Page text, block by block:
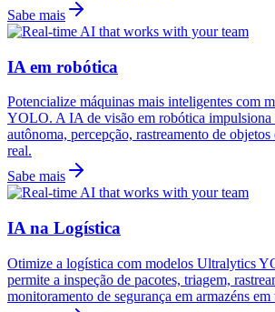
Sabe mais
IA em robótica
Potencialize máquinas mais inteligentes com
YOLO. A IA de visão em robótica impulsiona
autônoma, percepção, rastreamento de
real.
Sabe mais
IA na Logística
Otimize a logística com modelos Ultralytics
permite a inspeção de pacotes, triagem,
monitoramento de segurança em armazéns em